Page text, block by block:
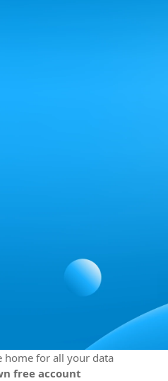
home for all your data
free account